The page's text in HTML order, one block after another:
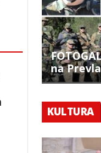
na
KULTURA